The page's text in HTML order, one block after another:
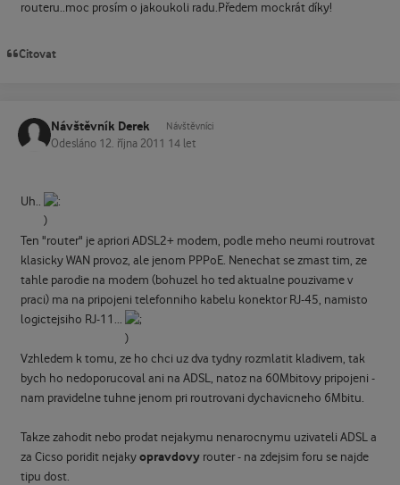
routeru..moc prosím o jakoukoli radu.Předem mockrát díky!
Citovat
Návštěvník Derek Návštěvníci
Odesláno 12. října 2011 14 let
Uh..
Ten "router" je apriori ADSL2+ modem, podle meho neumi routrovat
klasicky WAN provoz, ale jenom PPPoE. Nenechat se zmast tim, ze
tahle parodie na modem (bohuzel ho ted aktualne pouzivame v
praci) ma na pripojeni telefonniho kabelu konektor RJ-45, namisto
logictejsiho RJ-11...
Vzhledem k tomu, ze ho chci uz dva tydny rozmlatit kladivem, tak
bych ho nedoporucoval ani na ADSL, natoz na 60Mbitovy pripojeni -
nam pravidelne tuhne jenom pri routrovani dychavicneho 6Mbitu.
Takze zahodit nebo prodat nejakymu nenarocnymu uzivateli ADSL a
za Cicso poridit nejakyopravdovyrouter - na zdejsim foru se najde
tipu dost.